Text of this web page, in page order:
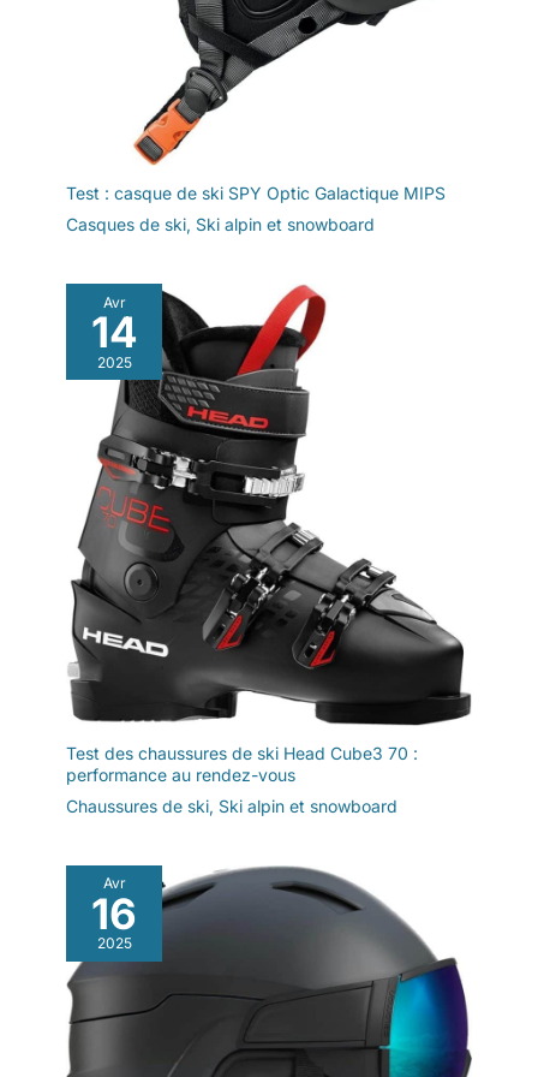
Test : casque de ski SPY Optic Galactique MIPS
Casques de ski, Ski alpin et snowboard
Avr
14
2025
Test des chaussures de ski Head Cube3 70 :
performance au rendez-vous
Chaussures de ski, Ski alpin et snowboard
Avr
16
2025